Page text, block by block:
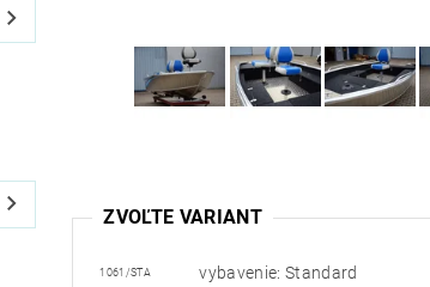
ZVOĽTE VARIANT
1061/STA vybavenie: Standard